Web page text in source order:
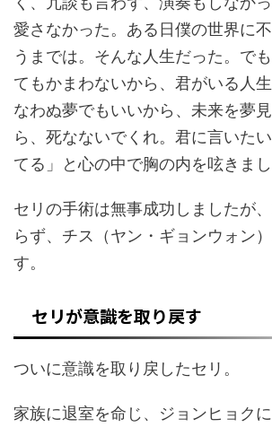
愛さなかった。ある日僕の世界に
うまでは。そんな人生だった。で
てもかまわないから、君がいる人
なわぬ夢でもいいから、未来を夢
ら、死なないでくれ。君に言いた
てる」と心の中で胸の内を呟きまし
セリの手術は無事成功しましたが
らず、チス（ヤン・ギョンウォン
す。
セリが意識を取り戻す
ついに意識を取り戻したセリ。
家族に退室を命じ、ジョンヒョクに